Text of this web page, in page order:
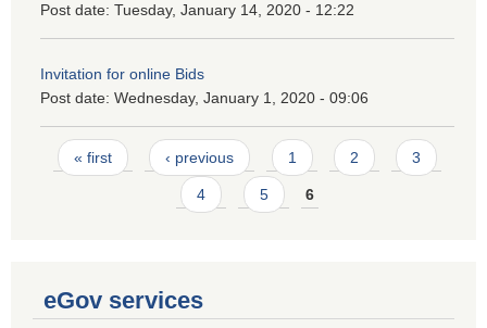
Post date: Tuesday, January 14, 2020 - 12:22
Invitation for online Bids
Post date: Wednesday, January 1, 2020 - 09:06
Pages
« first ‹ previous 1 2 3
4 5 6
eGov services